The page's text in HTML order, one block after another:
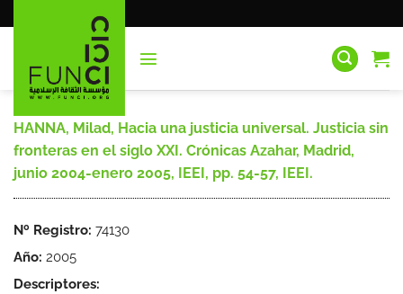
al
HANNA, Milad, Hacia una justicia universal. Justicia sin
fronteras en el siglo XXI. Crónicas Azahar, Madrid,
junio 2004-enero 2005, IEEI, pp. 54-57, IEEI.
Nº Registro: 74130
Año: 2005
Descriptores: